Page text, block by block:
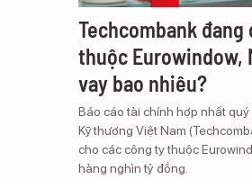
Techcombank
thuộc Eurowindow,
vay bao nhiêu?
Báo cáo tài chính hợp nhất
Kỹ thương Việt Nam
cho các công ty thuộc
hàng nghìn tỷ đồng.